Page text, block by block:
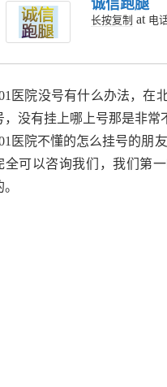
诚信跑腿
长按复制 at 电
医院没号有什么办法，在
，没有挂上哪上号那是非常
医院不懂的怎么挂号的朋
全可以咨询我们，我们第